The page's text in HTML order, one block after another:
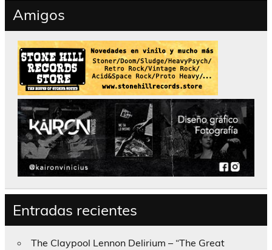
Amigos
Entradas recientes
The Claypool Lennon Delirium – “The Great